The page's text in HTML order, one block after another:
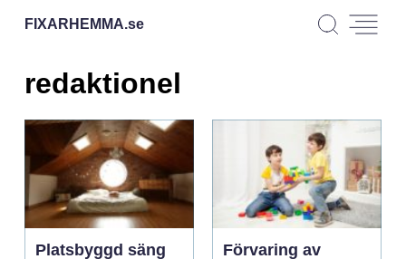
FIXARHEMMA.se
redaktionel
Platsbyggd säng
Förvaring av